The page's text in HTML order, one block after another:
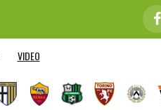
VIDEO